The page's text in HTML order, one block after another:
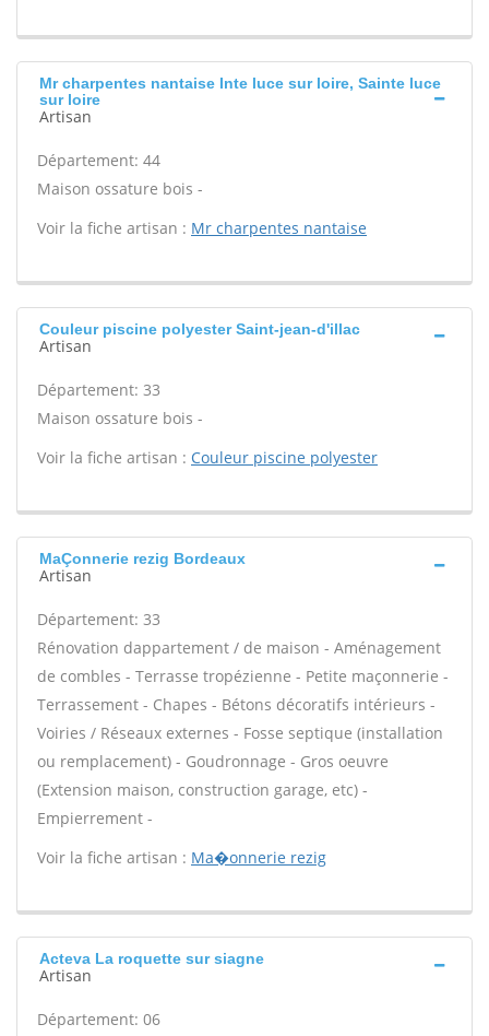
Mr charpentes nantaise Inte luce sur loire, Sainte luce
sur loire
Artisan
Département: 44
Maison ossature bois -
Voir la fiche artisan : Mr charpentes nantaise
Couleur piscine polyester Saint-jean-d'illac
Artisan
Département: 33
Maison ossature bois -
Voir la fiche artisan : Couleur piscine polyester
MaÇonnerie rezig Bordeaux
Artisan
Département: 33
Rénovation dappartement / de maison - Aménagement
de combles - Terrasse tropézienne - Petite maçonnerie -
Terrassement - Chapes - Bétons décoratifs intérieurs -
Voiries / Réseaux externes - Fosse septique (installation
ou remplacement) - Goudronnage - Gros oeuvre
(Extension maison, construction garage, etc) -
Empierrement -
Voir la fiche artisan : Ma�onnerie rezig
Acteva La roquette sur siagne
Artisan
Département: 06